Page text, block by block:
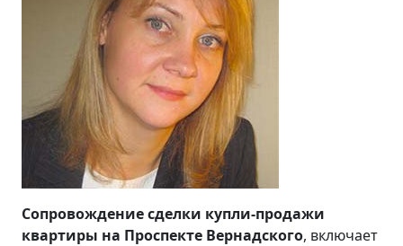
Сопровождение сделки купли-продажи
квартиры на Проспекте Вернадского, включает